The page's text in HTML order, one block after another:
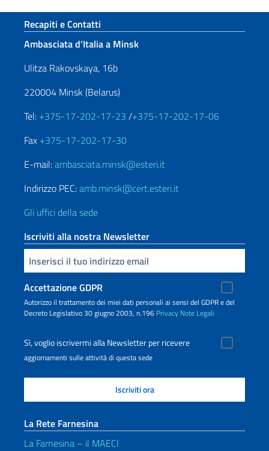
Sezione footer
Recapiti e Contatti
Ambasciata d’Italia a Minsk
Ulitza Rakovskaya, 16b
220004 Minsk (Belarus)
Tel: +375-17-202-17-23 /+375-17-202-17-06
Fax +375-17-202-17-30
E-mail:ambasciata.minsk@esteri.it
Indirizzo PEC:amb.minsk@cert.esteri.it
Gli uffici della sede
Iscriviti alla nostra Newsletter
Inserisci la tua email
Accettazione GDPR
Autorizzo il trattamento dei miei dati personali ai sensi del GDPR e del
Decreto Legislativo 30 giugno 2003, n.196 Privacy Note Legali
Sì, voglio iscrivermi alla Newsletter per ricevere
aggiornamenti sulle attività di questa sede
La Rete Farnesina
La Farnesina – il MAECI